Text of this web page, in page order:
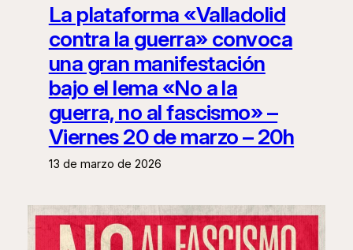
La plataforma «Valladolid
contra la guerra» convoca
una gran manifestación
bajo el lema «No a la
guerra, no al fascismo» –
Viernes 20 de marzo – 20h
13 de marzo de 2026